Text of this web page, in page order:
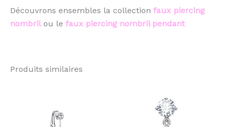
Découvrons ensembles la collection faux piercing
nombril ou le faux piercing nombril pendant
Produits similaires